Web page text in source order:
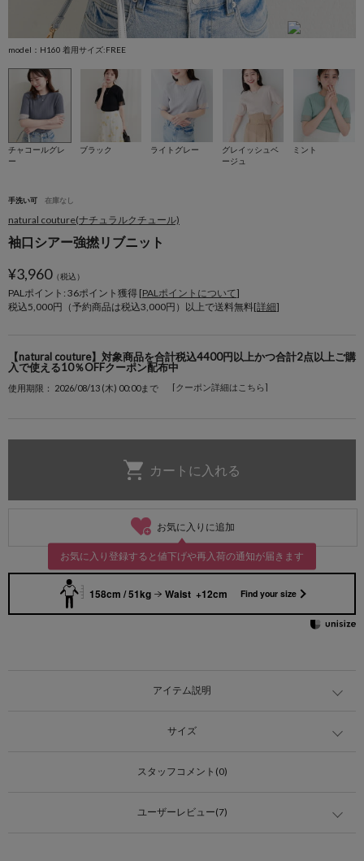
model：H160 着用サイズ:FREE
チャコールグレ
ー
ブラック ライトグレー
グレイッシュベ
ージュ
ミント
手洗い可 在庫なし
natural couture(ナチュラルクチュール)
袖口シアー強撚リブニット
¥3,960（税込）
PALポイント: 36ポイント獲得 [PALポイントについて]
税込5,000円（予約商品は税込3,000円）以上で送料無料[詳細]
【natural couture】対象商品を合計税込4400円以上かつ合計2点以上ご購
入で使える10％OFFクーポン配布中
使用期限： 2026/08/13 (木) 00:00まで [クーポン詳細はこちら]
お気に入りに追加
お気に入り登録すると値下げや再入荷の通知が届きます
158cm / 51kg Waist +12cm Find your size
アイテム説明
サイズ
スタッフコメント(0)
ユーザーレビュー(7)